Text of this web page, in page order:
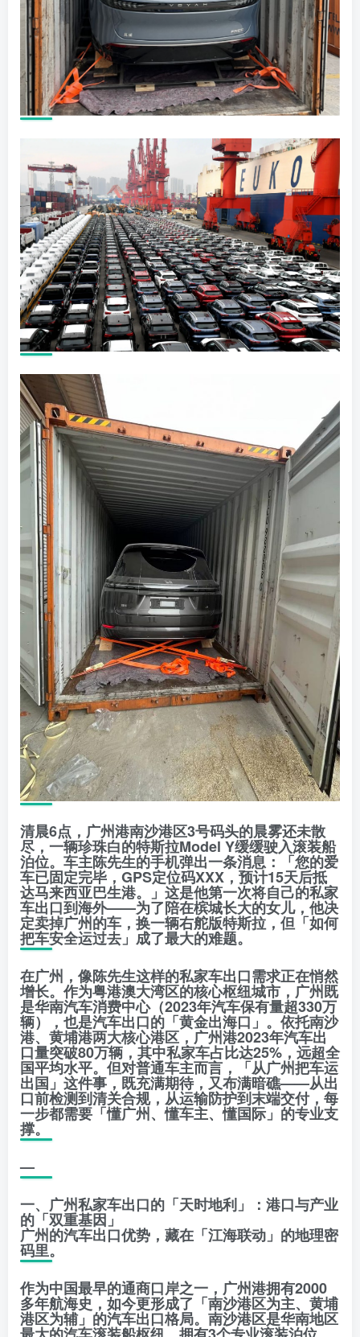
清晨6点，广州港南沙港区3号码头的晨雾还未散
尽，一辆珍珠白的特斯拉Model Y缓缓驶入滚装船
泊位。车主陈先生的手机弹出一条消息：「您的爱
车已固定完毕，GPS定位码XXX，预计15天后抵
达马来西亚巴生港。」这是他第一次将自己的私家
车出口到海外——为了陪在槟城长大的女儿，他决
定卖掉广州的车，换一辆右舵版特斯拉，但「如何
把车安全运过去」成了最大的难题。
在广州，像陈先生这样的私家车出口需求正在悄然
增长。作为粤港澳大湾区的核心枢纽城市，广州既
是华南汽车消费中心（2023年汽车保有量超330万
辆），也是汽车出口的「黄金出海口」。依托南沙
港、黄埔港两大核心港区，广州港2023年汽车出
口量突破80万辆，其中私家车占比达25%，远超全
国平均水平。但对普通车主而言，「从广州把车运
出国」这件事，既充满期待，又布满暗礁——从出
口前检测到清关合规，从运输防护到末端交付，每
一步都需要「懂广州、懂车主、懂国际」的专业支
撑。
—
一、广州私家车出口的「天时地利」：港口与产业
的「双重基因」
广州的汽车出口优势，藏在「江海联动」的地理密
码里。
作为中国最早的通商口岸之一，广州港拥有2000
多年航海史，如今更形成了「南沙港区为主、黄埔
港区为辅」的汽车出口格局。南沙港区是华南地区